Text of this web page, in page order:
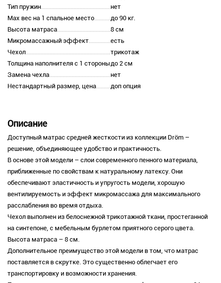
Тип пружин
нет
Max вес на 1 спальное место
до 90 кг.
Высота матраса
8 см
Микромассажный эффект
есть
Чехол
трикотаж
Толщина наполнителя с 1 стороныдо 2 см
Замена чехла
нет
Нестандартный размер, цена
доп опция
Описание
Доступный матрас средней жесткости из коллекции Dröm –
решение, объединяющее удобство и практичность.
В основе этой модели – слои современного пенного материала,
приближенные по свойствам к натуральному латексу. Они
обеспечивают эластичность и упругость модели, хорошую
вентилируемость и эффект микромассажа для максимального
расслабления во время отдыха.
Чехол выполнен из белоснежной трикотажной ткани, простеганной
на синтепоне, с мебельным бурлетом приятного серого цвета.
Высота матраса – 8 см.
Дополнительное преимущество этой модели в том, что матрас
поставляется в скрутке. Это существенно облегчает его
транспортировку и возможности хранения.